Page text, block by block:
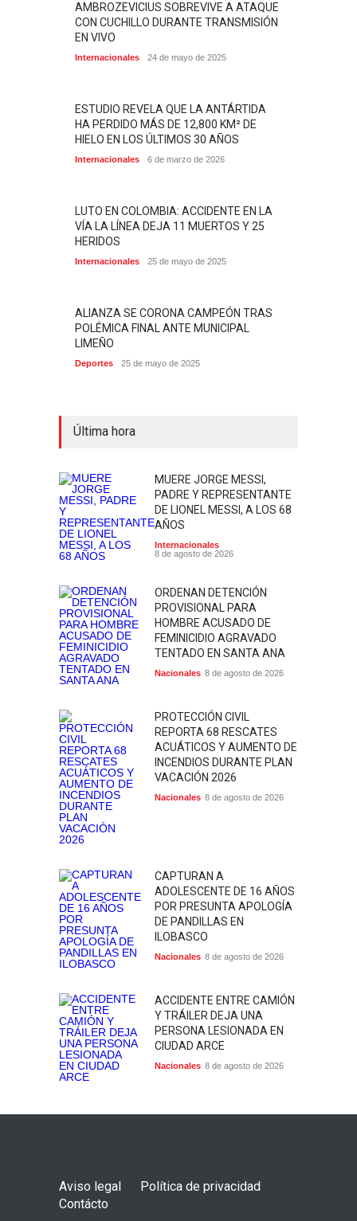
AMBROZEVICIUS SOBREVIVE A ATAQUE
CON CUCHILLO DURANTE TRANSMISIÓN
EN VIVO
Internacionales 24 de mayo de 2025
ESTUDIO REVELA QUE LA ANTÁRTIDA
HA PERDIDO MÁS DE 12,800 KM² DE
HIELO EN LOS ÚLTIMOS 30 AÑOS
Internacionales 6 de marzo de 2026
LUTO EN COLOMBIA: ACCIDENTE EN LA
VÍA LA LÍNEA DEJA 11 MUERTOS Y 25
HERIDOS
Internacionales 25 de mayo de 2025
ALIANZA SE CORONA CAMPEÓN TRAS
POLÉMICA FINAL ANTE MUNICIPAL
LIMEÑO
Deportes 25 de mayo de 2025
Última hora
MUERE JORGE MESSI,
PADRE Y REPRESENTANTE
DE LIONEL MESSI, A LOS 68
AÑOS
Internacionales
8 de agosto de 2026
ORDENAN DETENCIÓN
PROVISIONAL PARA
HOMBRE ACUSADO DE
FEMINICIDIO AGRAVADO
TENTADO EN SANTA ANA
Nacionales 8 de agosto de 2026
PROTECCIÓN CIVIL
REPORTA 68 RESCATES
ACUÁTICOS Y AUMENTO DE
INCENDIOS DURANTE PLAN
VACACIÓN 2026
Nacionales 8 de agosto de 2026
CAPTURAN A
ADOLESCENTE DE 16 AÑOS
POR PRESUNTA APOLOGÍA
DE PANDILLAS EN
ILOBASCO
Nacionales 8 de agosto de 2026
ACCIDENTE ENTRE CAMIÓN
Y TRÁILER DEJA UNA
PERSONA LESIONADA EN
CIUDAD ARCE
Nacionales 8 de agosto de 2026
Aviso legal
Política de privacidad
Contácto